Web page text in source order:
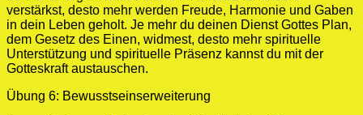
verstärkst, desto mehr werden Freude, Harmonie und Gaben
in dein Leben geholt. Je mehr du deinen Dienst Gottes Plan,
dem Gesetz des Einen, widmest, desto mehr spirituelle
Unterstützung und spirituelle Präsenz kannst du mit der
Gotteskraft austauschen.
Übung 6: Bewusstseinserweiterung